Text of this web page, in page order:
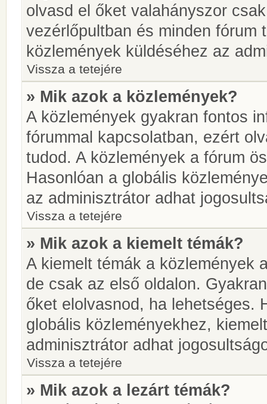
olvasd el őket valahányszor
vezérlőpultban és minden fórum
közlemények küldéséhez az
Vissza a tetejére
» Mik azok a közlemények?
A közlemények gyakran fontos
fórummal kapcsolatban, ezért
tudod. A közlemények a fórum
Hasonlóan a globális
az adminisztrátor adhat
Vissza a tetejére
» Mik azok a kiemelt témák?
A kiemelt témák a közlemények
de csak az első oldalon.
őket elolvasnod, ha lehetséges.
globális közleményekhez,
adminisztrátor adhat
Vissza a tetejére
» Mik azok a lezárt témák?